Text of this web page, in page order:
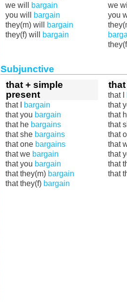
we will
bargain
you will
bargain
they(m) will
bargain
they(f) will
bargain
we
you
Subjunctive
that + simple
present
that I
bargain
that you bargain
that he bargains
that she bargains
that one bargains
that we bargain
that you bargain
that they(m) bargain
that they(f) bargain
that I
that
that
that
that
that
that
that
that